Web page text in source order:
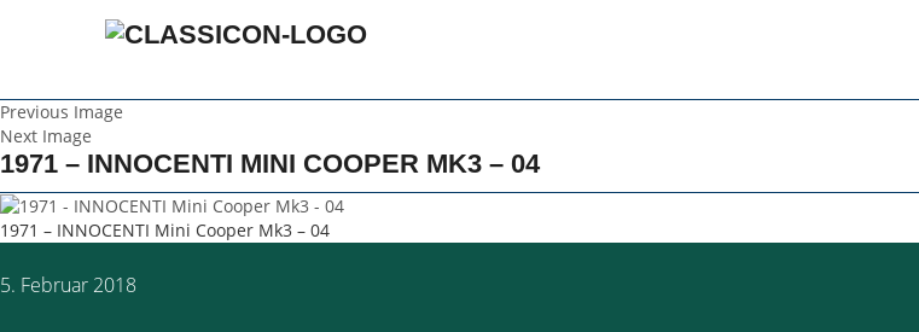
Previous Image
Next Image
1971 – INNOCENTI MINI COOPER MK3 – 04
1971 – INNOCENTI Mini Cooper Mk3 – 04
Posted
5. Februar 2018